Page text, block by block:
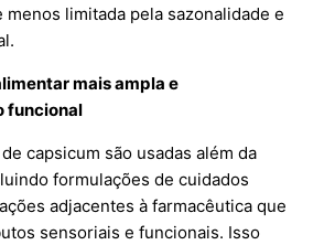
limitada pela sazonalidade e
mais ampla e
funcional
capsicum são usadas além da
formulações de cuidados
adjacentes à farmacêutica que
sensoriais e funcionais. Isso